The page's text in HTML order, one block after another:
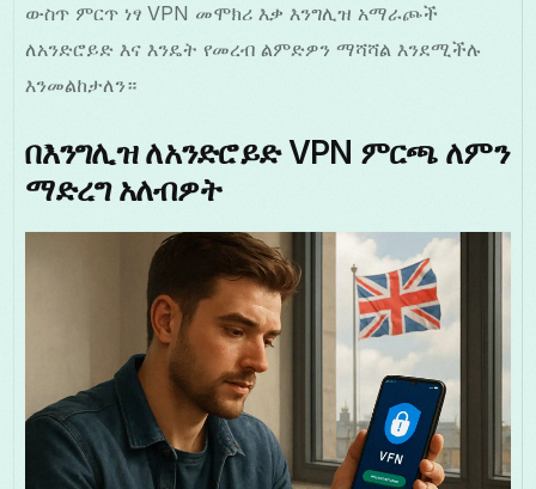
ውስጥ ምርጥ ነፃ VPN መሞክሪ እቃ እንግሊዝ አማራጮች
ለአንድሮይድ እና እንዴት የመረብ ልምድዎን ማሻሻል እንደሚችሉ
እንመልከታለን።
በእንግሊዝ ለአንድሮይድ VPN ምርጫ ለምን
ማድረግ አለብዎት